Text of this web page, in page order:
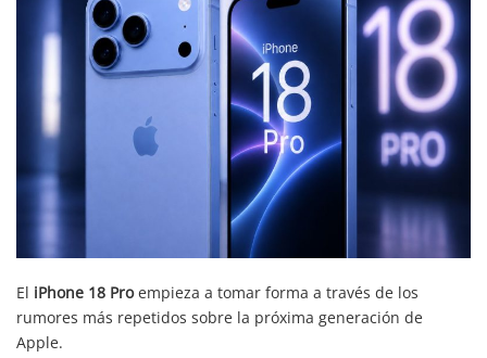
El iPhone 18 Proempieza a tomar forma a través de los
rumores más repetidos sobre la próxima generación de
Apple.